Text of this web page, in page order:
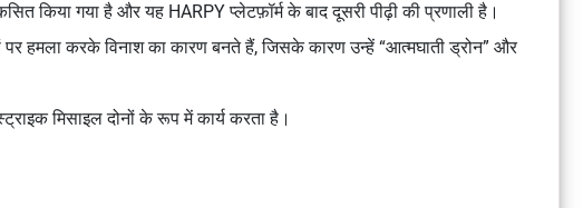
किया गया है और यह HARPY प्लेटफ़ॉर्म के बाद दूसरी पीढ़ी की प्रणाली है।
हमला करके विनाश का कारण बनते हैं, जिसके कारण उन्हें “आत्मघाती ड्रोन” और
मिसाइल दोनों के रूप में कार्य करता है।